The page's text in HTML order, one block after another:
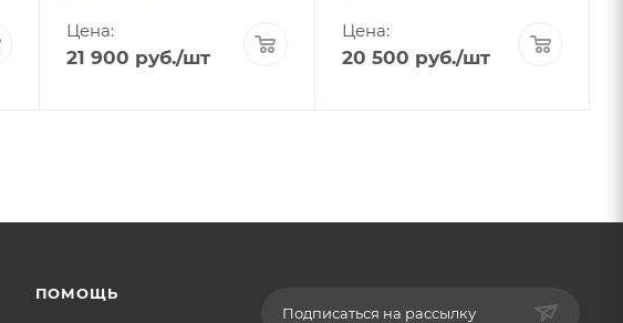
Цена:
21 900 руб./шт
Цена:
20 500 руб./шт
ПОМОЩЬ
Подписаться на рассылку